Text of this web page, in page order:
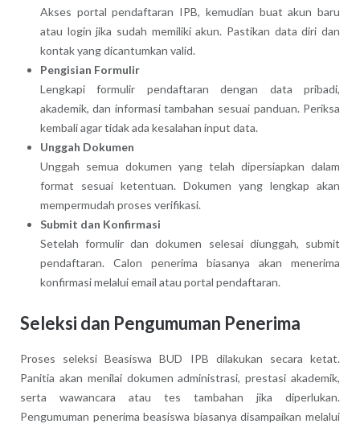
Akses portal pendaftaran IPB, kemudian buat akun baru
atau login jika sudah memiliki akun. Pastikan data diri dan
kontak yang dicantumkan valid.
Pengisian Formulir
Lengkapi formulir pendaftaran dengan data pribadi,
akademik, dan informasi tambahan sesuai panduan. Periksa
kembali agar tidak ada kesalahan input data.
Unggah Dokumen
Unggah semua dokumen yang telah dipersiapkan dalam
format sesuai ketentuan. Dokumen yang lengkap akan
mempermudah proses verifikasi.
Submit dan Konfirmasi
Setelah formulir dan dokumen selesai diunggah, submit
pendaftaran. Calon penerima biasanya akan menerima
konfirmasi melalui email atau portal pendaftaran.
Seleksi dan Pengumuman Penerima
Proses seleksi Beasiswa BUD IPB dilakukan secara ketat.
Panitia akan menilai dokumen administrasi, prestasi akademik,
serta wawancara atau tes tambahan jika diperlukan.
Pengumuman penerima beasiswa biasanya disampaikan melalui